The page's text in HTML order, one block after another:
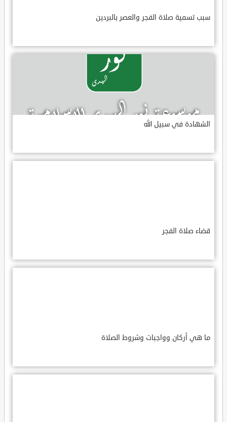
سبب تسمية صلاة الفجر والعصر بالبردين
الشهادة في سبيل الله
قضاء صلاة الفجر
ما هي أركان وواجبات وشروط الصلاة